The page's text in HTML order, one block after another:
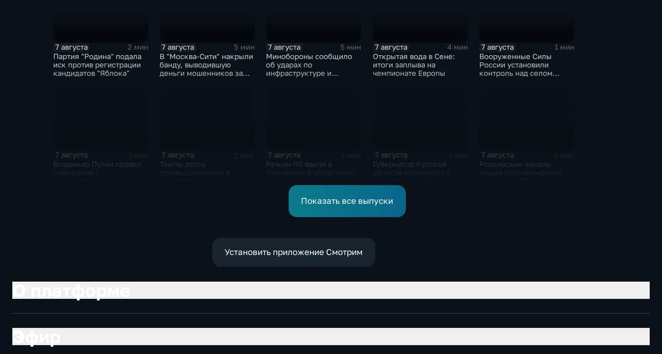
7 августа
2 мин
Партия "Родина" подала
иск против регистрации
кандидатов "Яблока"
7 августа
5 мин
В "Москва‑Сити" накрыли
банду, выводившую
деньги мошенников за
7 августа
5 мин
Минобороны сообщило
об ударах по
инфраструктуре и
7 августа
4 мин
Открытая вода в Сене:
итоги заплыва на
чемпионате Европы
7 августа
1 мин
Вооруженные Силы
России установили
контроль над селом
7 августа
Владимир Путин провел
7 августа
Темпы роста
7 августа
Режим ЧС ввели в
7 августа
Губернатор Курской
помогали пострадавшим
от вторжения ВСУ
жителям приграничья
7 августа
Российские хакеры
Показать все выпуски
Установить приложение Смотрим